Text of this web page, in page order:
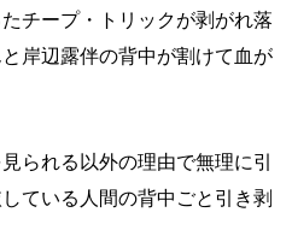
チープ・トリックが剥がれ落
岸辺露伴の背中が割けて血が
られる以外の理由で無理に引
ている人間の背中ごと引き剥